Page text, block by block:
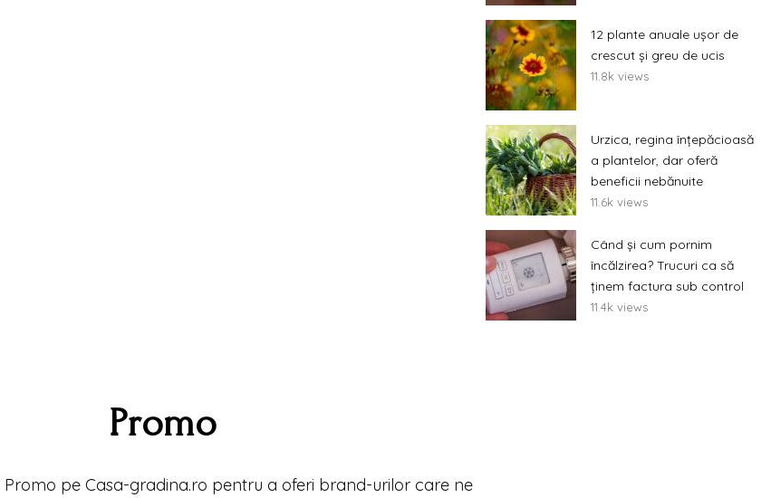
12 plante anuale ușor de
crescut și greu de ucis
11.8k views
Urzica, regina înțepăcioasă
a plantelor, dar oferă
beneficii nebănuite
11.6k views
Când și cum pornim
încălzirea? Trucuri ca să
ținem factura sub control
11.4k views
Promo
pe Casa-gradina.ro pentru a oferi brand-urilor care ne